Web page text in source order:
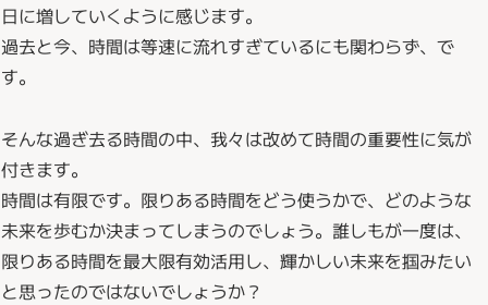
日に増していくように感じます。
過去と今、時間は等速に流れすぎているにも関わらず、で
す。
そんな過ぎ去る時間の中、我々は改めて時間の重要性に気が
付きます。
時間は有限です。限りある時間をどう使うかで、どのような
未来を歩むか決まってしまうのでしょう。誰しもが一度は、
限りある時間を最大限有効活用し、輝かしい未来を掴みたい
と思ったのではないでしょうか？